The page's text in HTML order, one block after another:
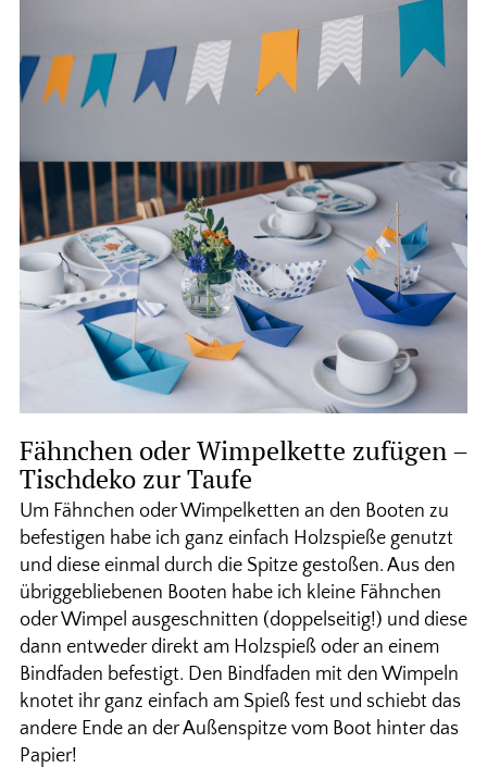
Fähnchen oder Wimpelkette zufügen –
Tischdeko zur Taufe
Um Fähnchen oder Wimpelketten an den Booten zu
befestigen habe ich ganz einfach Holzspieße genutzt
und diese einmal durch die Spitze gestoßen. Aus den
übriggebliebenen Booten habe ich kleine Fähnchen
oder Wimpel ausgeschnitten (doppelseitig!) und diese
dann entweder direkt am Holzspieß oder an einem
Bindfaden befestigt. Den Bindfaden mit den Wimpeln
knotet ihr ganz einfach am Spieß fest und schiebt das
andere Ende an der Außenspitze vom Boot hinter das
Papier!